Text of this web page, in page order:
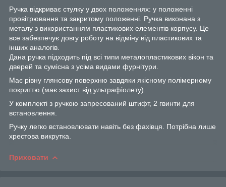
Ручка відкриває стулку у двох положеннях: у положенні
провітрювання та закритому положенні. Ручка виконана з
металу з використанням пластикових елементів корпусу. Це
все забезпечує довгу роботу на відміну від пластикових та
інших аналогів.
Дана ручка підходить під всі типи металопластикових вікон та
дверей та сумісна з усіма видами фурнітури.
Має рівну глянсову поверхню завдяки якісному полімерному
покриттю (має захист від ультрафіолету).
У комплекті з ручкою запресований штифт, 2 гвинти для
встановлення.
Ручку легко встановлювати навіть без фахівця. Потрібна лише
хрестова викрутка.
Приховати